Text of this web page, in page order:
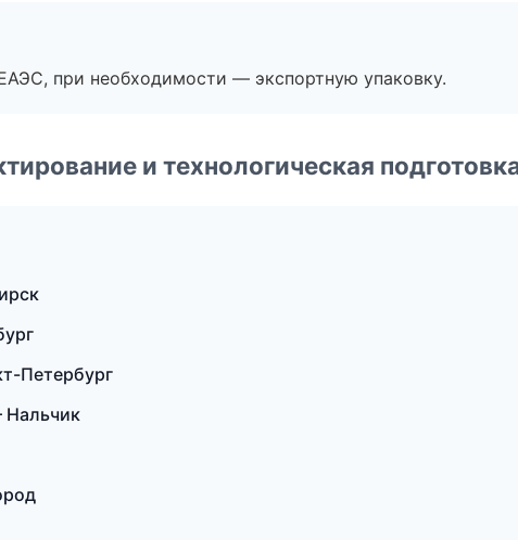
при необходимости — экспортную упаковку.
и технологическая
Петербург
Нальчик